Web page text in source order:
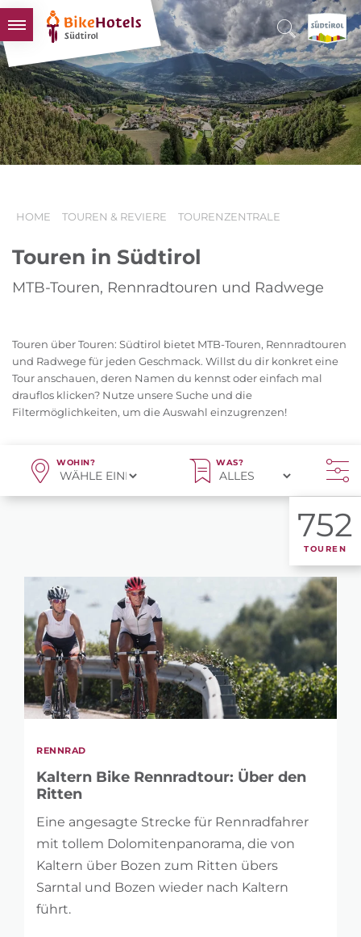
BIKEHOTELS
HOTELS & PAKETE
TOUREN & REVIERE
SÜDTIROL & WIR
HOME TOUREN & REVIERE TOURENZENTRALE
Touren in Südtirol
MTB-Touren, Rennradtouren und Radwege
Touren über Touren: Südtirol bietet MTB-Touren, Rennradtouren
und Radwege für jeden Geschmack. Willst du dir konkret eine
Tour anschauen, deren Namen du kennst oder einfach mal
drauflos klicken? Nutze unsere Suche und die
Filtermöglichkeiten, um die Auswahl einzugrenzen!
WOHIN? WAS?
752
TOUREN
RENNRAD
Kaltern Bike Rennradtour: Über den
Ritten
Eine angesagte Strecke für Rennradfahrer
mit tollem Dolomitenpanorama, die von
Kaltern über Bozen zum Ritten übers
Sarntal und Bozen wieder nach Kaltern
führt.